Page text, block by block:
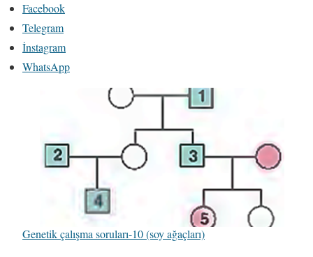
Facebook
Telegram
İnstagram
WhatsApp
Genetik çalışma soruları-10 (soy ağaçları)